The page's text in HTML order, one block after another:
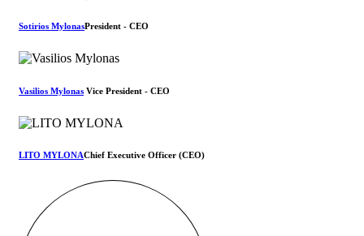
Sotirios MylonasPresident - CEO
Vasilios Mylonas Vice President - CEO
LITO MYLONAChief Executive Officer (CEO)